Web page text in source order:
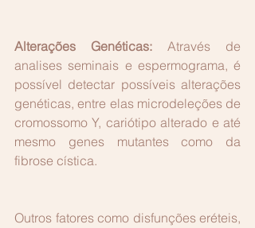
Alterações Genéticas: Através de
analises seminais e espermograma, é
possível detectar possíveis alterações
genéticas, entre elas microdeleções de
cromossomo Y, cariótipo alterado e até
mesmo genes mutantes como da
fibrose cística.
Outros fatores como disfunções eréteis,